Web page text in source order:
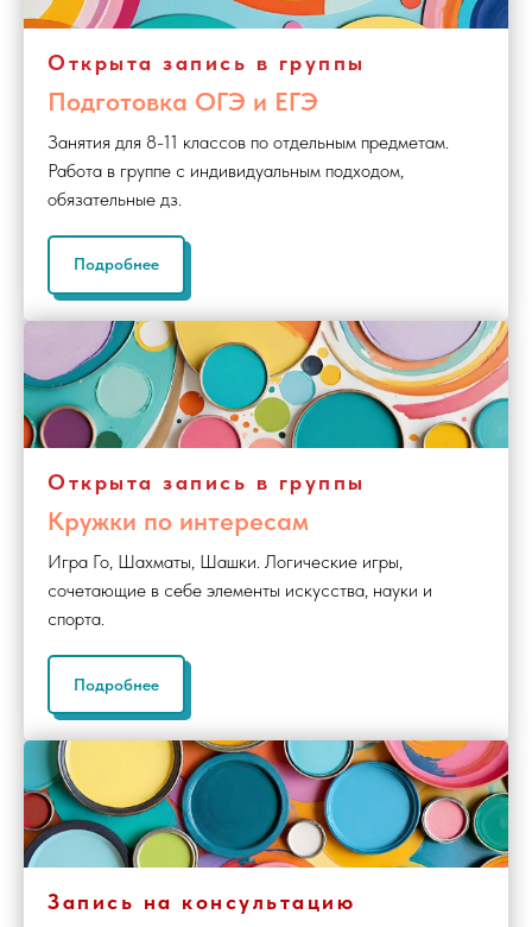
Открыта запись в группы
Подготовка ОГЭ и ЕГЭ
Занятия для 8-11 классов по отдельным предметам.
Работа в группе с индивидуальным подходом,
обязательные дз.
Подробнее
Открыта запись в группы
Кружки по интересам
Игра Го, Шахматы, Шашки. Логические игры,
сочетающие в себе элементы искусства, науки и
спорта.
Подробнее
Запись на консультацию